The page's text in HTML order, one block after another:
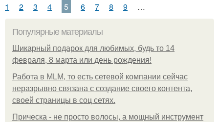
1 2 3 4 5 6 7 8 9 …
Популярные материалы
Шикарный подарок для любимых, будь то 14
февраля, 8 марта или день рождения!
Работа в MLM, то есть сетевой компании сейчас
неразрывно связана с создание своего контента,
своей страницы в соц сетях.
Прическа - не просто волосы, а мощный инструмент